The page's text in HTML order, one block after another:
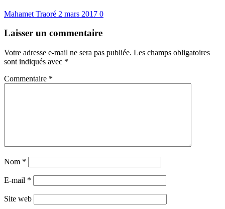
Mahamet Traoré 2 mars 2017 0
Laisser un commentaire
Votre adresse e-mail ne sera pas publiée. Les champs obligatoires
sont indiqués avec *
Commentaire *
Nom *
E-mail *
Site web